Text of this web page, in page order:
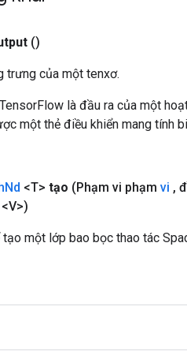
()
trưng của một tenxơ.
là đầu ra của một
một thẻ điều khiển mang tính
Nd <T> tạo (Phạm vi phạm vi ,
<V>)
một lớp bao bọc thao tác